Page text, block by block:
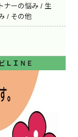
ナーの悩み / 生
/ その他
ＬＩＮＥ